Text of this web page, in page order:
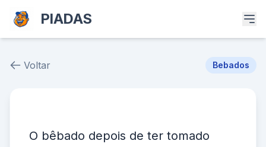
PIADAS
Voltar Bebados
O bêbado depois de ter tomado